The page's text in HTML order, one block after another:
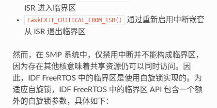
ISR 进入临界区
taskEXIT_CRITICAL_FROM_ISR()
通过重新启用中断嵌套
从 ISR 退出临界区
然而，在 SMP 系统中，仅禁用中断并不能构成临界区，
因为存在其他核意味着共享资源仍可以同时访问。因
此，IDF FreeRTOS 中的临界区是使用自旋锁实现的。为
适应自旋锁，IDF FreeRTOS 中的临界区 API 包含一个额
外的自旋锁参数，具体如下：